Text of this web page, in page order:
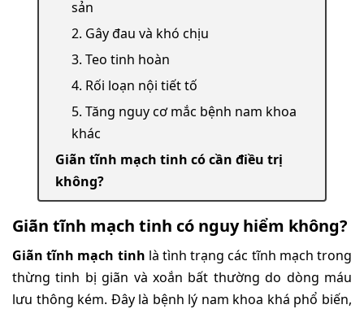
sản
2. Gây đau và khó chịu
3. Teo tinh hoàn
4. Rối loạn nội tiết tố
5. Tăng nguy cơ mắc bệnh nam khoa
khác
Giãn tĩnh mạch tinh có cần điều trị
không?
Giãn tĩnh mạch tinh có nguy hiểm không?
Giãn tĩnh mạch tinh là tình trạng các tĩnh mạch trong
thừng tinh bị giãn và xoắn bất thường do dòng máu
lưu thông kém. Đây là bệnh lý nam khoa khá phổ biến,